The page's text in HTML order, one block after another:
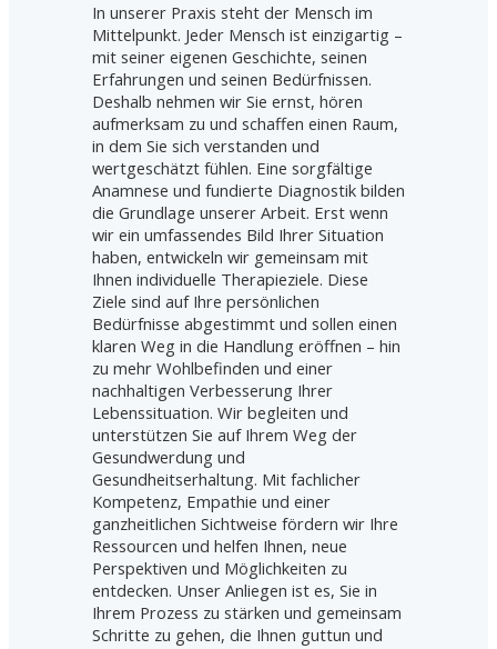
In unserer Praxis steht der Mensch im
Mittelpunkt. Jeder Mensch ist einzigartig –
mit seiner eigenen Geschichte, seinen
Erfahrungen und seinen Bedürfnissen.
Deshalb nehmen wir Sie ernst, hören
aufmerksam zu und schaffen einen Raum,
in dem Sie sich verstanden und
wertgeschätzt fühlen. Eine sorgfältige
Anamnese und fundierte Diagnostik bilden
die Grundlage unserer Arbeit. Erst wenn
wir ein umfassendes Bild Ihrer Situation
haben, entwickeln wir gemeinsam mit
Ihnen individuelle Therapieziele. Diese
Ziele sind auf Ihre persönlichen
Bedürfnisse abgestimmt und sollen einen
klaren Weg in die Handlung eröffnen – hin
zu mehr Wohlbefinden und einer
nachhaltigen Verbesserung Ihrer
Lebenssituation. Wir begleiten und
unterstützen Sie auf Ihrem Weg der
Gesundwerdung und
Gesundheitserhaltung. Mit fachlicher
Kompetenz, Empathie und einer
ganzheitlichen Sichtweise fördern wir Ihre
Ressourcen und helfen Ihnen, neue
Perspektiven und Möglichkeiten zu
entdecken. Unser Anliegen ist es, Sie in
Ihrem Prozess zu stärken und gemeinsam
Schritte zu gehen, die Ihnen guttun und